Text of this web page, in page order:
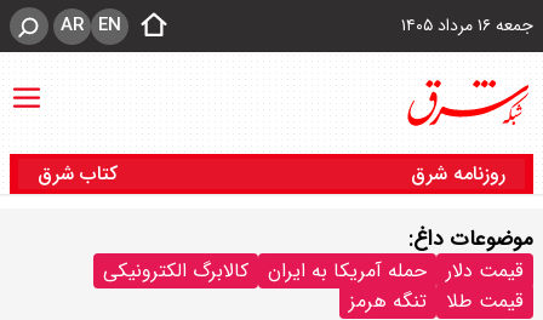
جمعه ۱۶ مرداد ۱۴۰۵ EN
AR
روزنامه شرق کتاب شرق
موضوعات داغ:
قیمت دلار حمله آمریکا به ایران
کالابرگ الکترونیکی
قیمت طلا
تنگه هرمز